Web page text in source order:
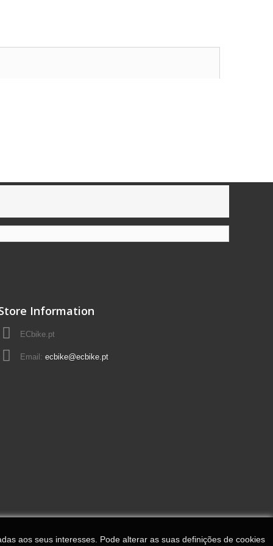
Information
ECbike.pt
Email: ecbike@ecbike.pt
aos seus interesses. Pode alterar as suas definições de cookies